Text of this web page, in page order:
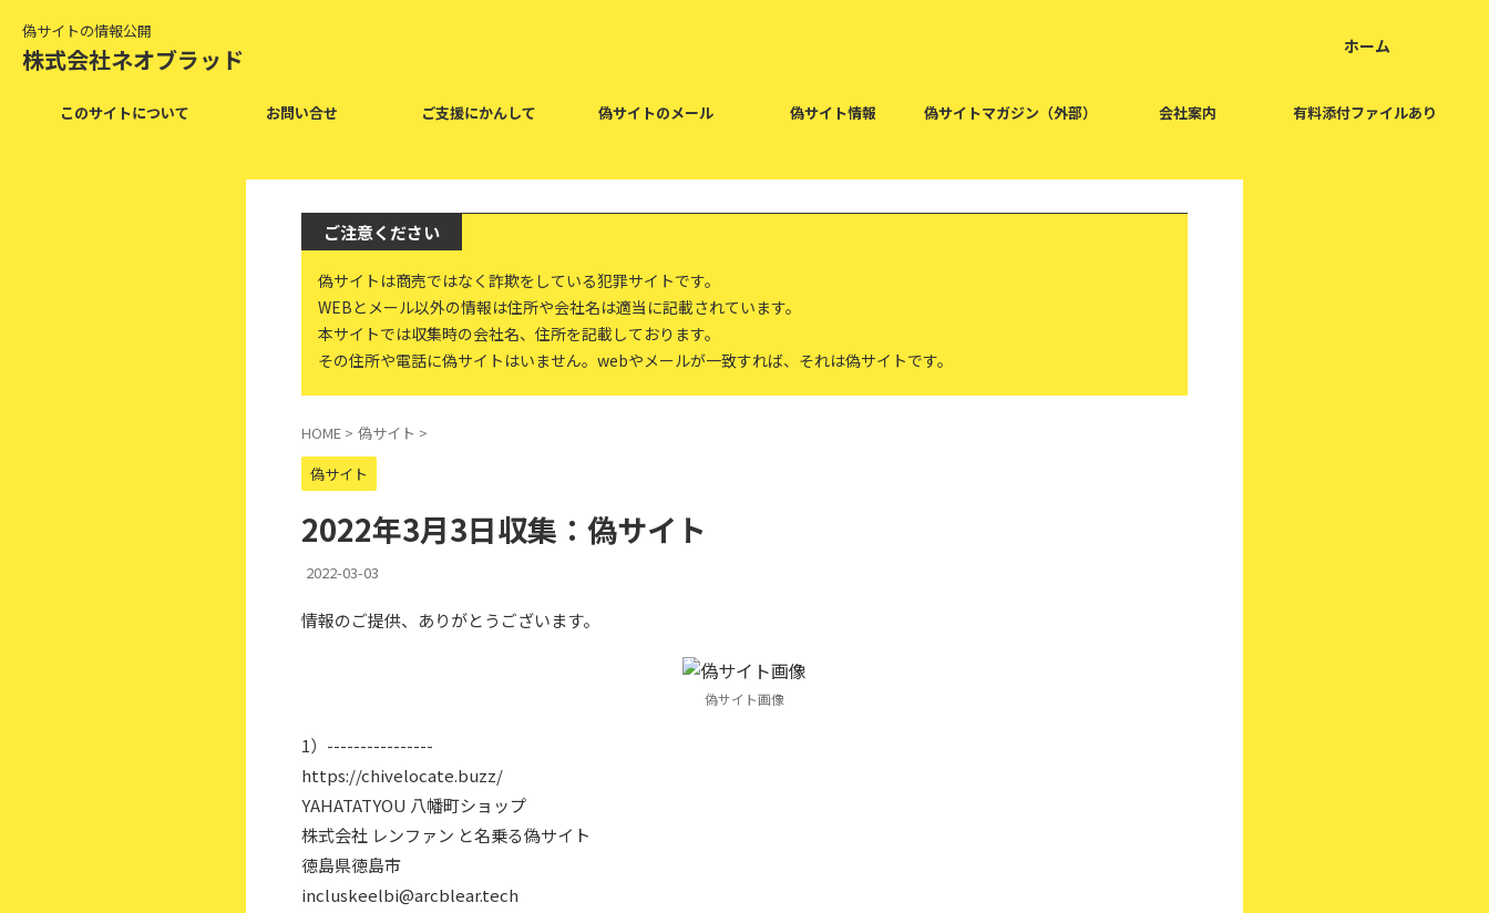
偽サイトの情報公開
株式会社ネオブラッド ホーム
このサイトについて お問い合せ ご支援にかんして 偽サイトのメール 偽サイト情報 偽サイトマガジン（外部） 会社案内 有料添付ファイルあり
ご注意ください
偽サイトは商売ではなく詐欺をしている犯罪サイトです。
WEBとメール以外の情報は住所や会社名は適当に記載されています。
本サイトでは収集時の会社名、住所を記載しております。
その住所や電話に偽サイトはいません。webやメールが一致すれば、それは偽サイトです。
HOME > 偽サイト >
偽サイト
2022年3月3日収集：偽サイト
2022-03-03
情報のご提供、ありがとうございます。
偽サイト画像
1）----------------
https://chivelocate.buzz/
YAHATATYOU 八幡町ショップ
株式会社 レンファン と名乗る偽サイト
徳島県徳島市
incluskeelbi@arcblear.tech